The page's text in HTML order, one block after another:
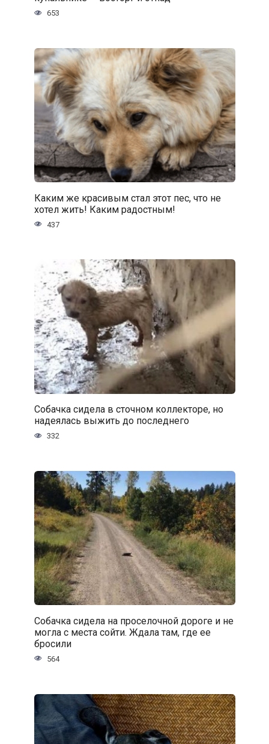
653
Каким же красивым стал этот пес, что не
хотел жить! Каким радостным!
437
Собачка сидела в сточном коллекторе, но
надеялась выжить до последнего
332
Собачка сидела на проселочной дороге и не
могла с места сойти. Ждала там, где ее
бросили
564